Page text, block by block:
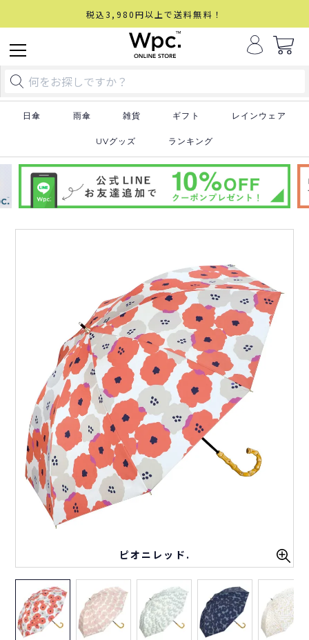
税込3,980円以上で送料無料！
日傘 雨傘 雑貨 ギフト レインウェア
UVグッズ ランキング
ピオニレッド.